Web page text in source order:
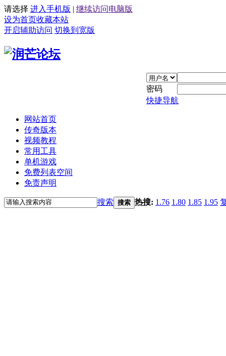
请选择 进入手机版 | 继续访问电脑版
设为首页收藏本站
开启辅助访问 切换到宽版
密码
快捷导航
网站首页
传奇版本
视频教程
常用工具
单机游戏
免费列表空间
免责声明
搜索 搜索 热搜: 1.76 1.80 1.85 1.95